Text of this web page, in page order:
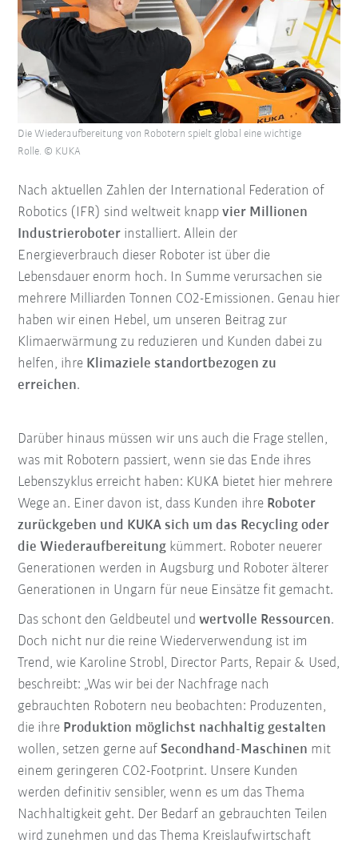
Nach aktuellen Zahlen der International Federation of
Robotics (IFR) sind weltweit knappvier Millionen
Industrieroboter installiert. Allein der
Energieverbrauch dieser Roboter ist über die
Lebensdauer enorm hoch. In Summe verursachen sie
mehrere Milliarden Tonnen CO2-Emissionen. Genau hier
haben wir einen Hebel, um unseren Beitrag zur
Klimaerwärmung zu reduzieren und Kunden dabei zu
helfen, ihre Klimaziele standortbezogen zu
erreichen.
Die Wiederaufbereitung von Robotern spielt global eine wichtige
Rolle. © KUKA
Darüber hinaus müssen wir uns auch die Frage stellen,
was mit Robotern passiert, wenn sie das Ende ihres
Lebenszyklus erreicht haben: KUKA bietet hier mehrere
Wege an. Einer davon ist, dass Kunden ihre Roboter
zurückgeben und KUKA sich um das Recycling oder
die Wiederaufbereitung kümmert. Roboter neuerer
Generationen werden in Augsburg und Roboter älterer
Generationen in Ungarn für neue Einsätze fit gemacht.
Das schont den Geldbeutel undwertvolle Ressourcen.
Doch nicht nur die reine Wiederverwendung ist im
Trend, wie Karoline Strobl, Director Parts, Repair & Used,
beschreibt: „Was wir bei der Nachfrage nach
gebrauchten Robotern neu beobachten: Produzenten,
die ihre Produktion möglichst nachhaltig gestalten
wollen, setzen gerne aufSecondhand-Maschinen mit
einem geringeren CO2-Footprint. Unsere Kunden
werden definitiv sensibler, wenn es um das Thema
Nachhaltigkeit geht. Der Bedarf an gebrauchten Teilen
wird zunehmen und das Thema Kreislaufwirtschaft